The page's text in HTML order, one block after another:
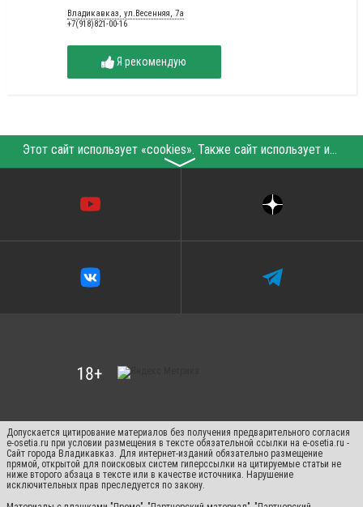
Владикавказ, ул.Весенняя, 7а
+7(918)821-00-16
Я рекомендую
Этот сайт использует «cookies». Также сайт использует интернет-сервис для сбора технических данных касательно посетителей с целью получения маркетинговой и статистической информации. Условия обработки данных посетителей сайта см.
〉
Допускается цитирование материалов без получения предварительного согласия
e-osetia.ru при условии размещения в тексте обязательной ссылки на e-osetia.ru -
Сайт города Владикавказ. Для интернет-изданий обязательно размещение
прямой, открытой для поисковых систем гиперссылки на цитируемые статьи не
ниже второго абзаца в тексте или в качестве источника. Нарушение
исключительных прав преследуется по закону.